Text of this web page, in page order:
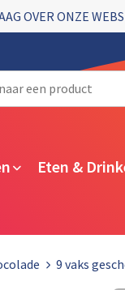
OVER ONZE
Eten &
9 vaks